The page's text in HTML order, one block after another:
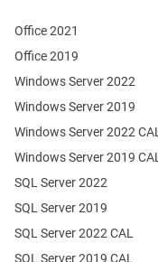
Office 2021
Office 2019
Windows Server 2022
Windows Server 2019
SQL Server 2022
SQL Server 2019
Windows Server 2022 CAL
Windows Server 2019 CAL
SQL Server 2022 CAL
SQL Server 2019 CAL